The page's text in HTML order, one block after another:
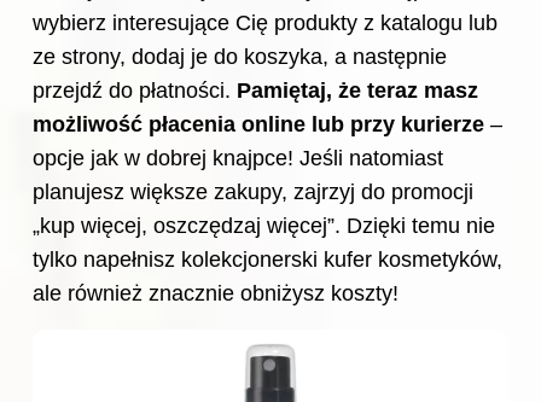
wybierz interesujące Cię produkty z katalogu lub
ze strony, dodaj je do koszyka, a następnie
przejdź do płatności. Pamiętaj, że teraz masz
możliwość płacenia online lub przy kurierze –
opcje jak w dobrej knajpce! Jeśli natomiast
planujesz większe zakupy, zajrzyj do promocji
„kup więcej, oszczędzaj więcej”. Dzięki temu nie
tylko napełnisz kolekcjonerski kufer kosmetyków,
ale również znacznie obniżysz koszty!